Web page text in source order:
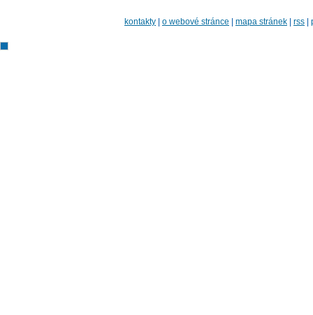
kontakty o webové stránce mapa stránek rss